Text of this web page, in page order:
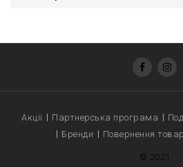
Акції Партнерська програма
Бренди
Повернення
© 2021